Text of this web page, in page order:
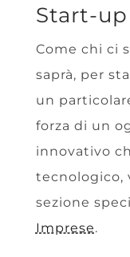
Start-up
Come chi ci
saprà, per
un
forza di un
innovativo
tecnologico,
sezione
Imprese.